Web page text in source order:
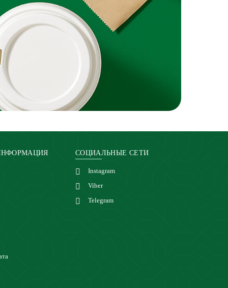
СОЦИАЛЬНЫЕ СЕТИ
Instagram
Viber
Telegram